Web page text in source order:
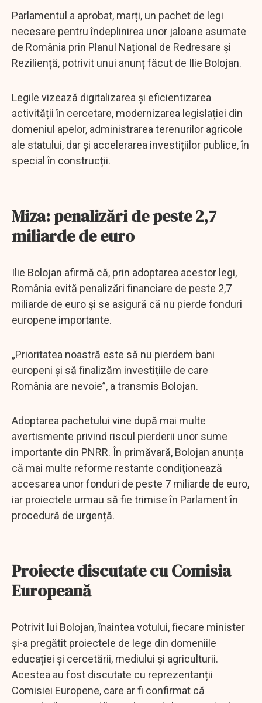
Parlamentul a aprobat, marți, un pachet de legi
necesare pentru îndeplinirea unor jaloane asumate
de România prin Planul Național de Redresare și
Reziliență, potrivit unui anunț făcut de Ilie Bolojan.
Legile vizează digitalizarea și eficientizarea
activității în cercetare, modernizarea legislației din
domeniul apelor, administrarea terenurilor agricole
ale statului, dar și accelerarea investițiilor publice, în
special în construcții.
Miza: penalizări de peste 2,7
miliarde de euro
Ilie Bolojan afirmă că, prin adoptarea acestor legi,
România evită penalizări financiare de peste 2,7
miliarde de euro și se asigură că nu pierde fonduri
europene importante.
„Prioritatea noastră este să nu pierdem bani
europeni și să finalizăm investițiile de care
România are nevoie”, a transmis Bolojan.
Adoptarea pachetului vine după mai multe
avertismente privind riscul pierderii unor sume
importante din PNRR. În primăvară, Bolojan anunța
că mai multe reforme restante condiționează
accesarea unor fonduri de peste 7 miliarde de euro,
iar proiectele urmau să fie trimise în Parlament în
procedură de urgență.
Proiecte discutate cu Comisia
Europeană
Potrivit lui Bolojan, înaintea votului, fiecare minister
și-a pregătit proiectele de lege din domeniile
educației și cercetării, mediului și agriculturii.
Acestea au fost discutate cu reprezentanții
Comisiei Europene, care ar fi confirmat că